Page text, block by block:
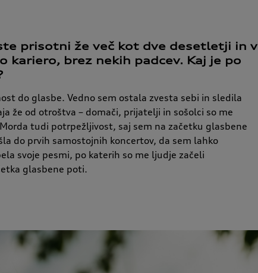
prisotni že več kot dve desetletji in v
brez nekih padcev. Kaj je po
do glasbe. Vedno sem ostala zvesta sebi in sledila
že od otroštva – domači, prijatelji in sošolci so me
tudi potrpežljivost, saj sem na začetku glasbene
do prvih samostojnih koncertov, da sem lahko
svoje pesmi, po katerih so me ljudje začeli
glasbene poti.